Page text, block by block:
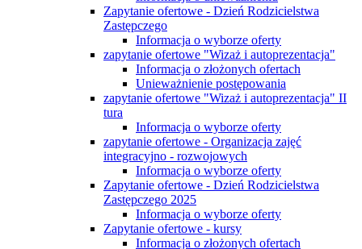
Zapytanie ofertowe - Dzień Rodzicielstwa
Zastępczego
Informacja o wyborze oferty
zapytanie ofertowe "Wizaż i autoprezentacja"
Informacja o złożonych ofertach
Unieważnienie postępowania
zapytanie ofertowe "Wizaż i autoprezentacja" II
tura
Informacja o wyborze oferty
zapytanie ofertowe - Organizacja zajęć
integracyjno - rozwojowych
Informacja o wyborze oferty
Zapytanie ofertowe - Dzień Rodzicielstwa
Zastępczego 2025
Informacja o wyborze oferty
Zapytanie ofertowe - kursy
Informacja o złożonych ofertach